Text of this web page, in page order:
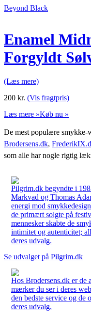
Beyond Black
Enamel
Forgyldt
(Læs mere)
200 kr. (Vis fragtpris)
Læs mere »Køb nu »
De mest populære smykke-
Brodersens.dk,
som alle har nogle rigtig
Pilgrim.dk begyndte i
Markvad og Thomas
energi mod
de primært solgte på
mennesker skabte de
intimitet og autenticitet;
deres udvalg.
Se udvalget på Pilgrim.dk
Hos Brodersens.dk er de
mærker du ser i deres
den bedste service og
deres udvalg.